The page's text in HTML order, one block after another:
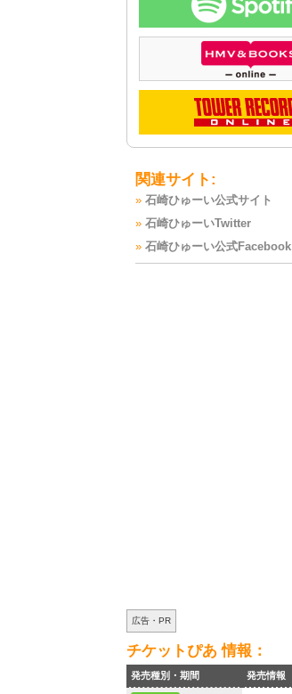
関連サイト:
» 石崎ひゅーい公式サイト
» 石崎ひゅーいTwitter
» 石崎ひゅーい公式Facebook
広告・PR
チケットぴあ 情報：
発売種別・期間 発売情報